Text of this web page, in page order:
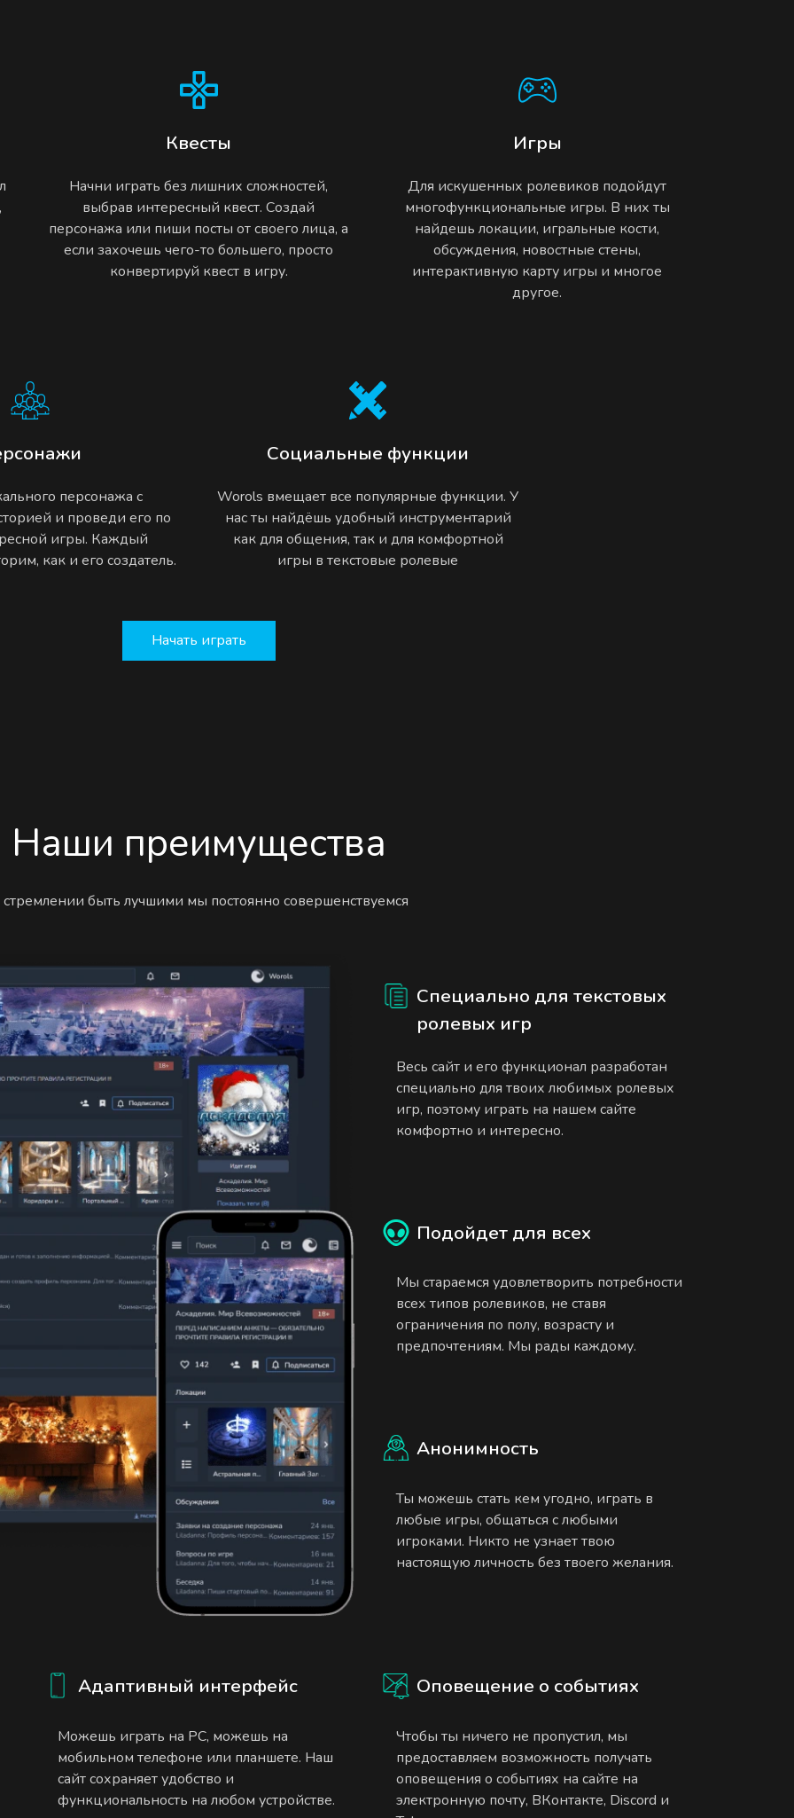
Квесты
Начни играть без лишних сложностей,
выбрав интересный квест. Создай
персонажа или пиши посты от своего лица, а
если захочешь чего-то большего, просто
конвертируй квест в игру.
Игры
Для искушенных ролевиков подойдут
многофункциональные игры. В них ты
найдешь локации, игральные кости,
обсуждения, новостные стены,
интерактивную карту игры и многое
другое.
персонажа с
и проведи его по
игры. Каждый
как и его создатель.
Социальные функции
Worols вмещает все популярные функции. У
нас ты найдёшь удобный инструментарий
как для общения, так и для комфортной
игры в текстовые ролевые
Начать играть
Наши преимущества
быть лучшими мы постоянно совершенствуемся
Специально для текстовых
ролевых игр
Весь сайт и его функционал разработан
специально для твоих любимых ролевых
игр, поэтому играть на нашем сайте
комфортно и интересно.
Подойдет для всех
Мы стараемся удовлетворить потребности
всех типов ролевиков, не ставя
ограничения по полу, возрасту и
предпочтениям. Мы рады каждому.
Анонимность
Ты можешь стать кем угодно, играть в
любые игры, общаться с любыми
игроками. Никто не узнает твою
настоящую личность без твоего желания.
Адаптивный интерфейс
Можешь играть на PC, можешь на
мобильном телефоне или планшете. Наш
сайт сохраняет удобство и
функциональность на любом устройстве.
Оповещение о событиях
Чтобы ты ничего не пропустил, мы
предоставляем возможность получать
оповещения о событиях на сайте на
электронную почту, ВКонтакте, Discord и